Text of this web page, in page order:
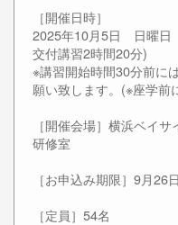
［開催日時］
2025年10月5日 日曜日
交付講習2時間20分)
※講習開始時間30分前に
願い致します。(※座学前
［開催会場］横浜ベイ
研修室
［お申込み期限］9月26
［定員］54名